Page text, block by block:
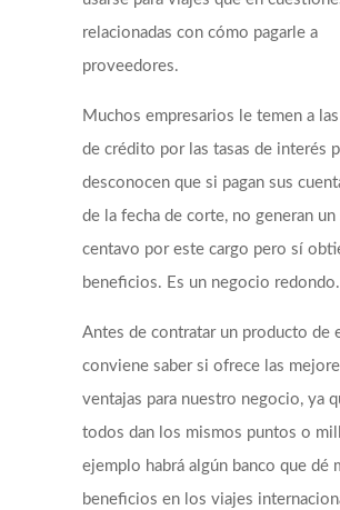
relacionadas con cómo pagarle a
proveedores.
Muchos empresarios le temen a
de crédito por las tasas de interés
desconocen que si pagan sus
de la fecha de corte, no generan
centavo por este cargo pero sí
beneficios. Es un negocio redondo.
Antes de contratar un producto de
conviene saber si ofrece las
ventajas para nuestro negocio, ya
todos dan los mismos puntos o
ejemplo habrá algún banco que dé
beneficios en los viajes